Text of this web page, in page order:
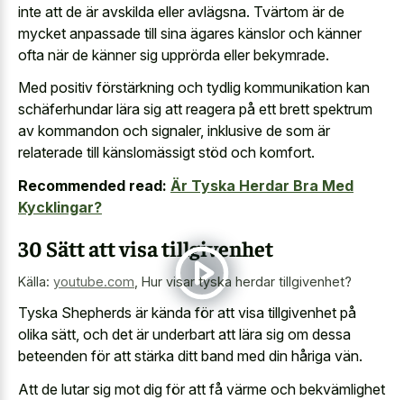
inte att de är avskilda eller avlägsna. Tvärtom är de
mycket anpassade till sina ägares känslor och känner
ofta när de känner sig upprörda eller bekymrade.
Med positiv förstärkning och tydlig kommunikation kan
schäferhundar lära sig att reagera på ett brett spektrum
av kommandon och signaler, inklusive de som är
relaterade till känslomässigt stöd och komfort.
Recommended read: Är Tyska Herdar Bra Med
Kycklingar?
30 Sätt att visa tillgivenhet
Källa: youtube.com Hur visar tyska herdar tillgivenhet?
Tyska Shepherds är kända för att visa tillgivenhet på
olika sätt, och det är underbart att lära sig om dessa
beteenden för att stärka ditt band med din håriga vän.
Att de lutar sig mot dig för att få värme och bekvämlighet